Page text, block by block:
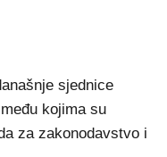
sjednice
kojima su
za zakonodavstvo i